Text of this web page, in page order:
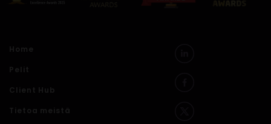
Home
Pelit
Client Hub
Tietoa meistä